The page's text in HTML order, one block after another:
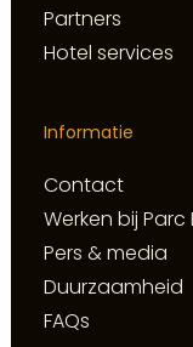
Partners
Hotel services
Informatie
Contact
Werken bij Parc
Pers & media
Duurzaamheid
FAQs